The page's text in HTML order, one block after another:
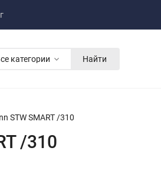
категории Найти
STW SMART /310
/310